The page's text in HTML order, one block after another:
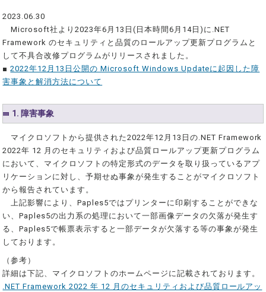
2023.06.30
Microsoft社より2023年6月13日(日本時間6月14日)に.NET
Framework のセキュリティと品質のロールアップ更新プログラムと
して不具合改修プログラムがリリースされました。
■2022年12月13日公開の Microsoft Windows Updateに起因した障
害事象と解消方法について
1. 障害事象
マイクロソフトから提供された2022年12月13日の.NET Framework
2022年 12 月のセキュリティおよび品質ロールアップ更新プログラム
において、マイクロソフトの特定形式のデータを取り扱っているアプ
リケーションに対し、予期せぬ事象が発生することがマイクロソフト
から報告されています。
上記影響により、Paples5ではプリンターに印刷することができな
い、Paples5の出力系の処理において一部画像データの欠落が発生す
る、Paples5で帳票表示すると一部データが欠落する等の事象が発生
しております。
（参考）
詳細は下記、マイクロソフトのホームページに記載されております。
.NET Framework 2022 年 12 月のセキュリティおよび品質ロールアッ